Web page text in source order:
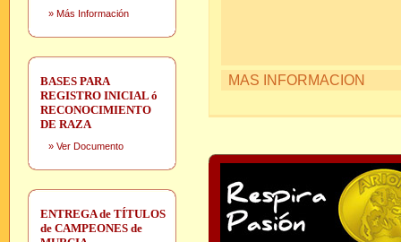
» Más Información
BASES PARA
REGISTRO INICIAL ó
RECONOCIMIENTO
DE RAZA
» Ver Documento
ENTREGA de TÍTULOS
de CAMPEONES de
MAS INFORMACION